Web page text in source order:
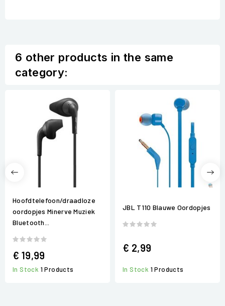
6 other products in the same
category:
Hoofdtelefoon/draadloze
oordopjes Minerve Muziek
Bluetooth...
€ 19,99
In Stock 1 Products
JBL T110 Blauwe Oordopjes
€ 2,99
In Stock 1 Products